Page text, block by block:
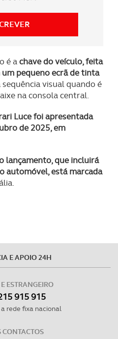
é achave do veículo, feita
pequeno ecrã de tinta
visual quando é
na consola central.
Luce foi apresentada
de 2025, em
lançamento, que incluirá
automóvel, está marcada
E APOIO 24H
ESTRANGEIRO
915 915
rede fixa nacional
CONTACTOS